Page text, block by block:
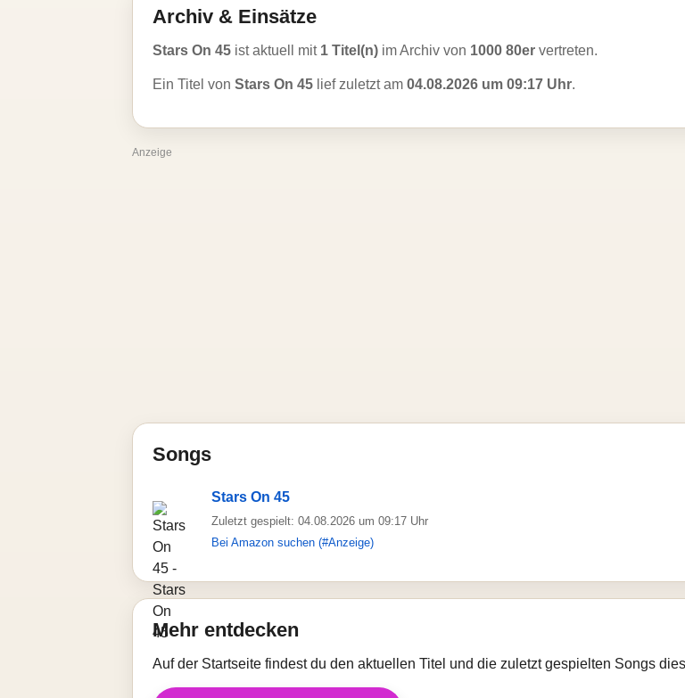
Archiv & Einsätze
Stars On 45 ist aktuell mit 1 Titel(n) im Archiv von 1000 80er vertreten.
Ein Titel von Stars On 45 lief zuletzt am 04.08.2026 um 09:17 Uhr.
Anzeige
Songs
Stars On 45
Zuletzt gespielt: 04.08.2026 um 09:17 Uhr
Bei Amazon suchen (#Anzeige)
Mehr entdecken
Auf der Startseite findest du den aktuellen Titel und die zuletzt gespielten Songs